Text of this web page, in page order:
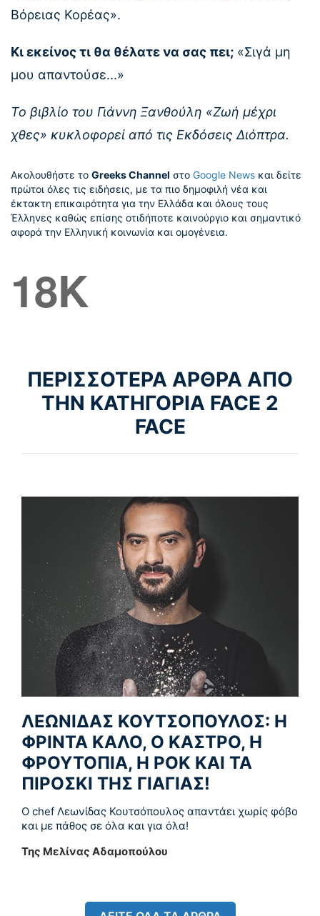
Βόρειας Κορέας».
Κι εκείνος τι θα θέλατε να σας πει; «Σιγά μη
μου απαντούσε...»
Το βιβλίο του Γιάννη Ξανθούλη «Ζωή μέχρι
χθες» κυκλοφορεί από τις Εκδόσεις Διόπτρα.
Ακολουθήστε το Greeks Channel στο Google News και δείτε
πρώτοι όλες τις ειδήσεις, με τα πιο δημοφιλή νέα και
έκτακτη επικαιρότητα για την Ελλάδα και όλους τους
Έλληνες καθώς επίσης οτιδήποτε καινούργιο και σημαντικό
αφορά την Ελληνική κοινωνία και ομογένεια.
18K
ΠΕΡΙΣΣΟΤΕΡΑ ΑΡΘΡΑ ΑΠΟ
ΤΗΝ ΚΑΤΗΓΟΡΙΑ FACE 2
FACE
ΛΕΩΝΙΔΑΣ ΚΟΥΤΣΟΠΟΥΛΟΣ: Η
ΦΡΙΝΤΑ ΚΑΛΟ, Ο ΚΑΣΤΡΟ, Η
ΦΡΟΥΤΟΠΙΑ, Η ΡΟΚ ΚΑΙ ΤΑ
ΠΙΡΟΣΚΙ ΤΗΣ ΓΙΑΓΙΑΣ!
Ο chef Λεωνίδας Κουτσόπουλος απαντάει χωρίς φόβο
και με πάθος σε όλα και για όλα!
Της Μελίνας Αδαμοπούλου